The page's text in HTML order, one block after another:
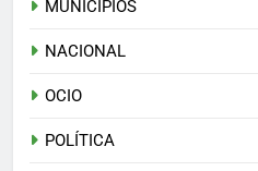
MUNICIPIOS
NACIONAL
OCIO
POLÍTICA